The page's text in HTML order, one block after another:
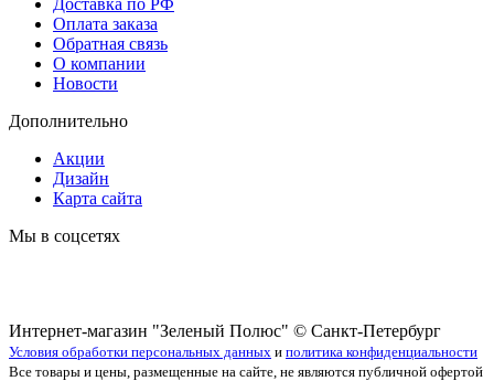
Доставка по РФ
Оплата заказа
Обратная связь
О компании
Новости
Дополнительно
Акции
Дизайн
Карта сайта
Мы в соцсетях
Интернет-магазин "Зеленый Полюс" © Санкт-Петербург
Условия обработки персональных данных и политика конфиденциальности
Все товары и цены, размещенные на сайте, не являются публичной офертой